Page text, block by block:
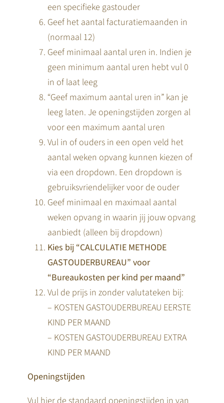
een specifieke gastouder
Geef het aantal facturatiemaanden in
(normaal 12)
Geef minimaal aantal uren in. Indien je
geen minimum aantal uren hebt vul 0
in of laat leeg
“Geef maximum aantal uren in” kan je
leeg laten. Je openingstijden zorgen al
voor een maximum aantal uren
Vul in of ouders in een open veld het
aantal weken opvang kunnen kiezen of
via een dropdown. Een dropdown is
gebruiksvriendelijker voor de ouder
Geef minimaal en maximaal aantal
weken opvang in waarin jij jouw opvang
aanbiedt (alleen bij dropdown)
Kies bij “CALCULATIE METHODE
GASTOUDERBUREAU” voor
“Bureaukosten per kind per maand”
Vul de prijs in zonder valutateken bij:
– KOSTEN GASTOUDERBUREAU EERSTE
KIND PER MAAND
– KOSTEN GASTOUDERBUREAU EXTRA
KIND PER MAAND
Openingstijden